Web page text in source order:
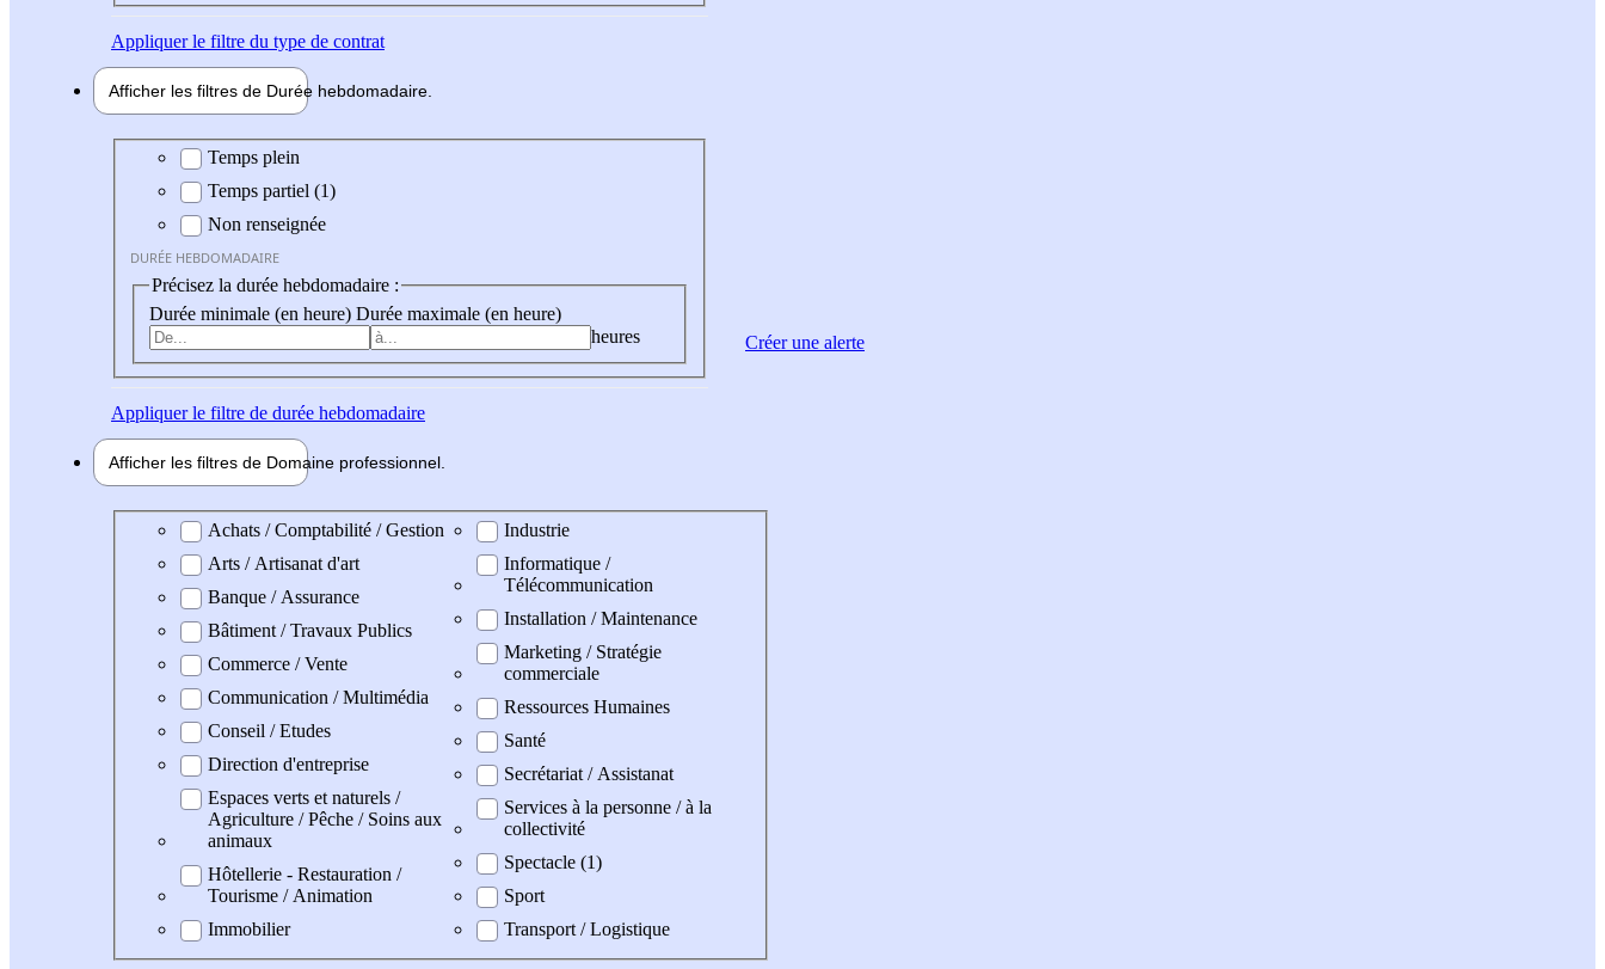
Appliquerle filtre du type de contrat
Afficher les filtres de Durée hebdomadaire
Durée hebdomadaire
Temps plein
Temps partiel (1)
Non renseignée
DURÉE HEBDOMADAIRE
Précisez la durée hebdomadaire :
Durée minimale (en heure) Durée maximale (en heure)
heures
Appliquerle filtre de durée hebdomadaire
Afficher les filtres de Domaine professionnel
Domaine professionel
Achats / Comptabilité / Gestion
Arts / Artisanat d'art
Banque / Assurance
Bâtiment / Travaux Publics
Commerce / Vente
Communication / Multimédia
Conseil / Etudes
Direction d'entreprise
Espaces verts et naturels /
Agriculture / Pêche / Soins aux
animaux
Hôtellerie - Restauration /
Tourisme / Animation
Immobilier
Industrie
Informatique /
Télécommunication
Installation / Maintenance
Marketing / Stratégie
commerciale
Ressources Humaines
Santé
Secrétariat / Assistanat
Services à la personne / à la
collectivité
Spectacle (1)
Sport
Transport / Logistique
Créer une alerte